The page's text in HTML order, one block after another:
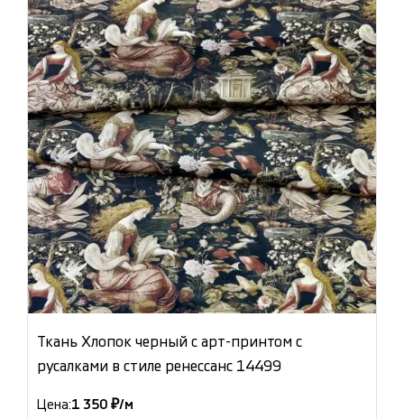
Ткань Хлопок черный с арт-принтом с
русалками в стиле ренессанс 14499
Цена:1 350 ₽/м